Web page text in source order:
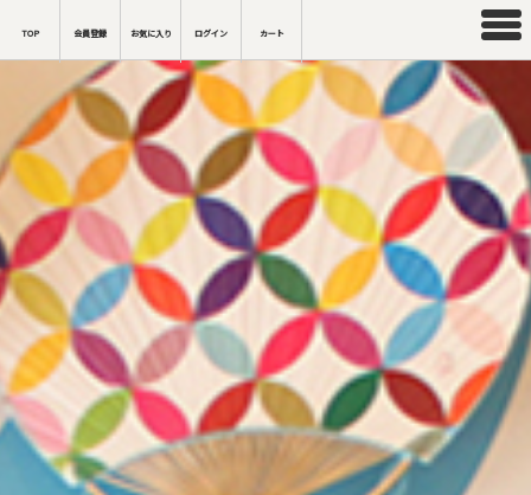
TOP 会員登録 お気に入り ログイン カート